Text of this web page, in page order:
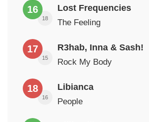
16
18
Lost Frequencies
The Feeling
17
15
R3hab, Inna & Sash!
Rock My Body
18
16
Libianca
People